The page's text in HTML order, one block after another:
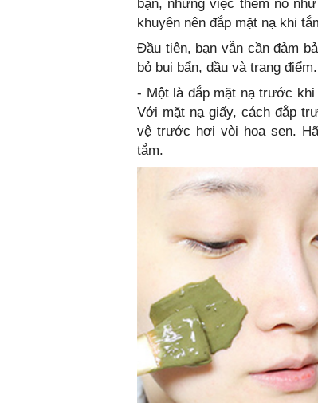
bạn, nhưng việc thêm nó
khuyên nên đắp mặt nạ khi
Đầu tiên, bạn vẫn cần đảm
bỏ bụi bẩn, dầu và trang
- Một là đắp mặt nạ trước
Với mặt nạ giấy, cách đắp
vệ trước hơi vòi hoa sen.
tắm.